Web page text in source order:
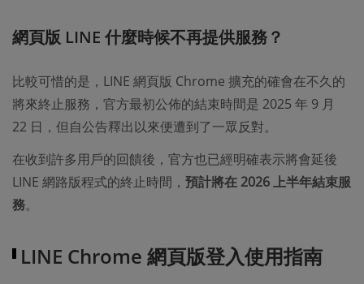
網頁版 LINE 什麼時候不再提供服務？
比較可惜的是，LINE 網頁版 Chrome 擴充的確會在不久的
將來終止服務，官方最初公佈的結束時間是 2025 年 9 月
22 日，但自公告釋出以來便遭到了一眾反對。
在收到許多用戶的回饋後，官方也已經明確表示將會延後
LINE 網路版程式的終止時間， 預計將在 2026 上半年結束服
務。
LINE Chrome 網頁版登入使用指南